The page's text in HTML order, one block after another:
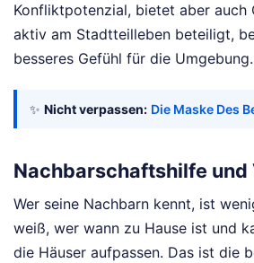
Konfliktpotenzial, bietet aber auch
aktiv am Stadtteilleben beteiligt,
besseres Gefühl für die Umgebung.
✨ Nicht verpassen: Die Maske Des
Nachbarschaftshilfe und
Wer seine Nachbarn kennt, ist
weiß, wer wann zu Hause ist und
die Häuser aufpassen. Das ist die